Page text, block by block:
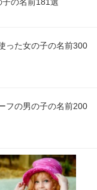
った女の子の名前300
フの男の子の名前200